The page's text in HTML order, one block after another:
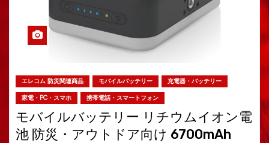
エレコム 防災関連商品 モバイルバッテリー
充電器・バッテリー
家電・PC・スマホ
携帯電話・スマートフォン
モバイルバッテリー リチウムイオン電
池 防災・アウトドア向け 6700mAh